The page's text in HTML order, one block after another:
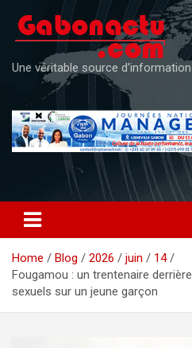
content
Une véritable source d'information
Home Blog 2026 juin
14
Fougamou : un trentenaire
sexuels sur un jeune garçon